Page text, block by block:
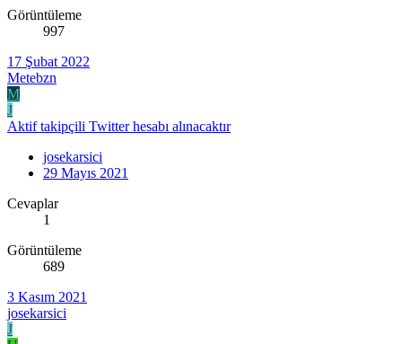
Görüntüleme
997
17 Şubat 2022
Metebzn
M
J
Aktif takipçili Twitter hesabı alınacaktır
josekarsici
29 Mayıs 2021
Cevaplar
1
Görüntüleme
689
3 Kasım 2021
josekarsici
J